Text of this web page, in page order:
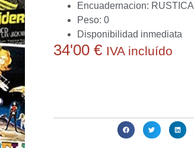
Encuadernacion: RUSTICA
Peso: 0
Disponibilidad inmediata
34'00 € IVA incluído